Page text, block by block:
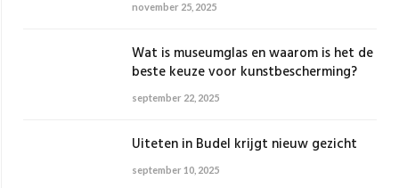
november 25, 2025
Wat is museumglas en waarom is het de
beste keuze voor kunstbescherming?
september 22, 2025
Uiteten in Budel krijgt nieuw gezicht
september 10, 2025